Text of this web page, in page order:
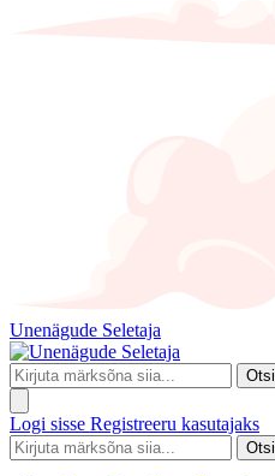
Unenägude Seletaja
Otsi
Logi sisse Registreeru kasutajaks
Otsi